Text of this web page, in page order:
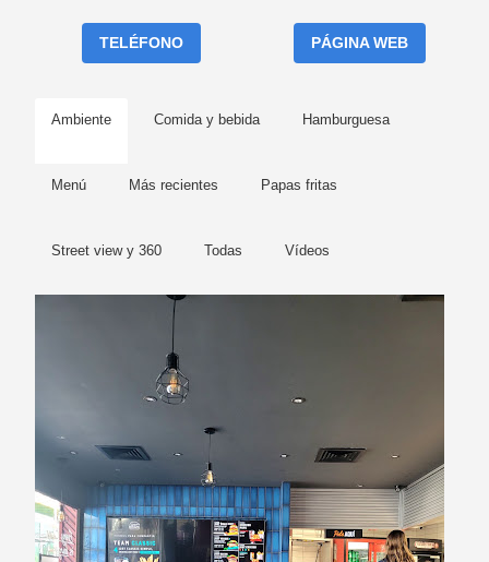
TELÉFONO PÁGINA WEB
Ambiente Comida y bebida Hamburguesa
Menú Más recientes Papas fritas
Street view y 360 Todas Vídeos